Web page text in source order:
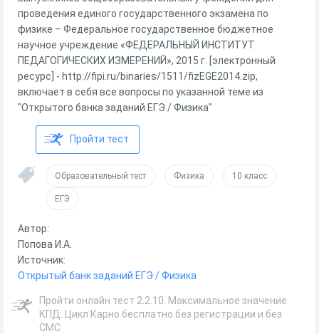
проведения единого государственного экзамена по
физике – Федеральное государственное бюджетное
научное учреждение «ФЕДЕРАЛЬНЫЙ ИНСТИТУТ
ПЕДАГОГИЧЕСКИХ ИЗМЕРЕНИЙ», 2015 г. [электронный
ресурс] - http://fipi.ru/binaries/1511/fizEGE2014.zip,
включает в себя все вопросы по указанной теме из
"Открытого банка заданий ЕГЭ / Физика"
Пройти тест
Образовательный тест Физика 10 класс
ЕГЭ
Автор:
Попова И.А.
Источник:
Открытый банк заданий ЕГЭ / Физика
Пройти онлайн тест 2.2.10. Максимальное значение
КПД. Цикл Карно бесплатно без регистрации и без
СМС